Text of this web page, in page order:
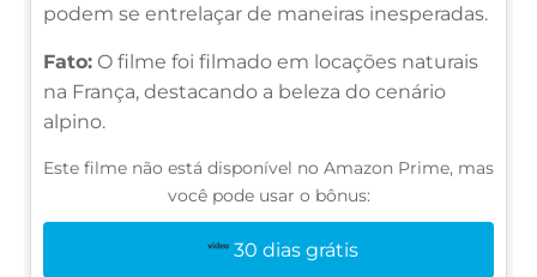
podem se entrelaçar de maneiras inesperadas.
Fato: O filme foi filmado em locações naturais
na França, destacando a beleza do cenário
alpino.
Este filme não está disponível no Amazon Prime, mas
você pode usar o bônus:
30 dias grátis